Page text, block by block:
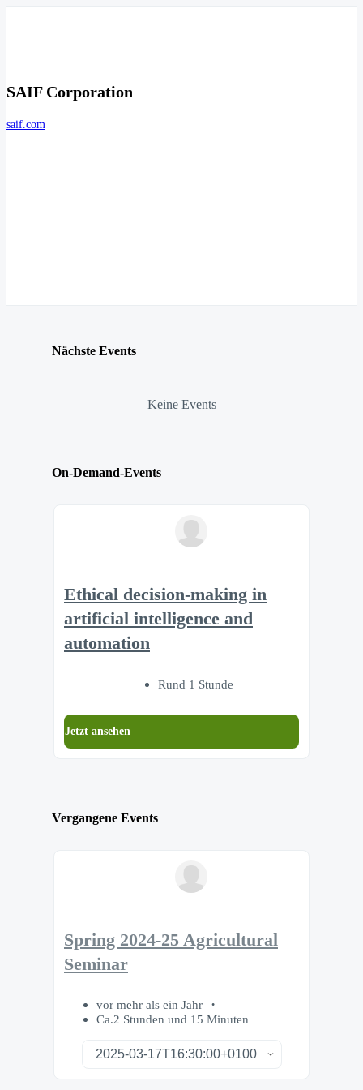
SAIF Corporation
saif.com
Nächste Events
Keine Events
On-Demand-Events
Ethical decision-making in
artificial intelligence and
automation
Rund 1 Stunde
Jetzt ansehen
Vergangene Events
Spring 2024-25 Agricultural
Seminar
vor mehr als ein Jahr
Ca.2 Stunden und 15 Minuten